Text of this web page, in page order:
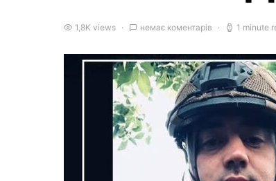
1,8K views немає коментарів 1 minute